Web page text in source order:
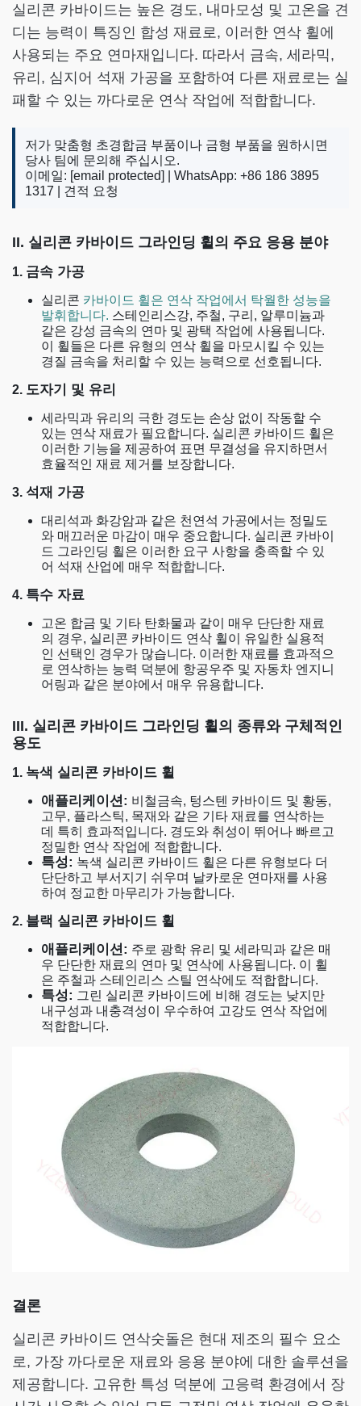
실리콘 카바이드는 높은 경도, 내마모성 및 고온을 견
디는 능력이 특징인 합성 재료로, 이러한 연삭 휠에
사용되는 주요 연마재입니다. 따라서 금속, 세라믹,
유리, 심지어 석재 가공을 포함하여 다른 재료로는 실
패할 수 있는 까다로운 연삭 작업에 적합합니다.
저가 맞춤형 초경합금 부품이나 금형 부품을 원하시면
당사 팀에 문의해 주십시오.
이메일: [email protected]
| WhatsApp: +86 186 3895
1317 | 견적 요청
II. 실리콘 카바이드 그라인딩 휠의 주요 응용 분야
1. 금속 가공
실리콘 카바이드 휠은 연삭 작업에서 탁월한 성능을
발휘합니다. 스테인리스강, 주철, 구리, 알루미늄과
같은 강성 금속의 연마 및 광택 작업에 사용됩니다.
이 휠들은 다른 유형의 연삭 휠을 마모시킬 수 있는
경질 금속을 처리할 수 있는 능력으로 선호됩니다.
2. 도자기 및 유리
세라믹과 유리의 극한 경도는 손상 없이 작동할 수
있는 연삭 재료가 필요합니다. 실리콘 카바이드 휠은
이러한 기능을 제공하여 표면 무결성을 유지하면서
효율적인 재료 제거를 보장합니다.
3. 석재 가공
대리석과 화강암과 같은 천연석 가공에서는 정밀도
와 매끄러운 마감이 매우 중요합니다. 실리콘 카바이
드 그라인딩 휠은 이러한 요구 사항을 충족할 수 있
어 석재 산업에 매우 적합합니다.
4. 특수 자료
고온 합금 및 기타 탄화물과 같이 매우 단단한 재료
의 경우, 실리콘 카바이드 연삭 휠이 유일한 실용적
인 선택인 경우가 많습니다. 이러한 재료를 효과적으
로 연삭하는 능력 덕분에 항공우주 및 자동차 엔지니
어링과 같은 분야에서 매우 유용합니다.
III. 실리콘 카바이드 그라인딩 휠의 종류와 구체적인
용도
1. 녹색 실리콘 카바이드 휠
애플리케이션: 비철금속, 텅스텐 카바이드 및 황동,
고무, 플라스틱, 목재와 같은 기타 재료를 연삭하는
데 특히 효과적입니다. 경도와 취성이 뛰어나 빠르고
정밀한 연삭 작업에 적합합니다.
특성: 녹색 실리콘 카바이드 휠은 다른 유형보다 더
단단하고 부서지기 쉬우며 날카로운 연마재를 사용
하여 정교한 마무리가 가능합니다.
2. 블랙 실리콘 카바이드 휠
애플리케이션: 주로 광학 유리 및 세라믹과 같은 매
우 단단한 재료의 연마 및 연삭에 사용됩니다. 이 휠
은 주철과 스테인리스 스틸 연삭에도 적합합니다.
특성: 그린 실리콘 카바이드에 비해 경도는 낮지만
내구성과 내충격성이 우수하여 고강도 연삭 작업에
적합합니다.
결론
실리콘 카바이드 연삭숫돌은 현대 제조의 필수 요소
로, 가장 까다로운 재료와 응용 분야에 대한 솔루션을
제공합니다. 고유한 특성 덕분에 고응력 환경에서 장